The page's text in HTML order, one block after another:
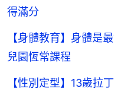
得滿分
【身體教育】身體是
兒園恆常課程
【性別定型】13歲